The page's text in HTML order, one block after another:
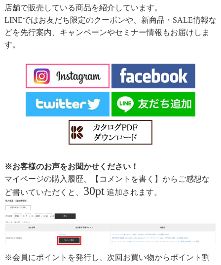
店舗で販売している商品を紹介しています。
LINEではお友だち限定のクーポンや、新商品・SALE情報な
どを先行案内、キャンペーンやセミナー情報もお届けしま
す。
※お客様のお声をお聞かせください！
マイページの購入履歴、【コメントを書く】からご感想な
ど書いていただくと、 30pt追加されます。
※会員にポイントを発行し、次回お買い物からポイント割